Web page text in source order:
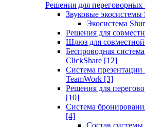
Решения для переговорных
Звуковые экосистемы
Экосистема
Решения для
Шлюз для
Беспроводная
ClickShare [12]
Система
TeamWork [3]
Решения для
[10]
Система
[4]
Состав